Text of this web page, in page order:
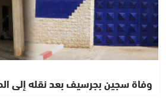
وفاة سجين بجرسيف بعد نقله إلى